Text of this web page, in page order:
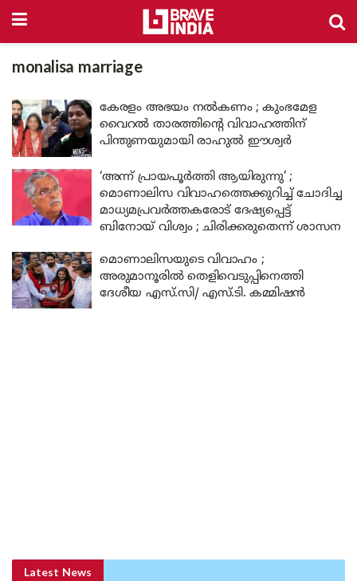
monalisa marriage
കേരളം അഭയം നൽകണം ; കുംഭമേള
വൈറൽ താരത്തിന്റെ വിവാഹത്തിന്
പിന്തുണയുമായി രാഹുൽ ഈശ്വർ
‘അന്ന് പ്രായപൂർത്തി ആയിരുന്നു’ ;
മൊണാലിസ വിവാഹത്തെക്കുറിച്ച് ചോദിച്ച
മാധ്യമപ്രവർത്തകരോട് ദേഷ്യപ്പെട്ട്
ബിനോയ് വിശ്വം ; ചിരിക്കരുതെന്ന് ശാസന
മൊണാലിസയുടെ വിവാഹം ;
അരുമാനൂരിൽ തെളിവെടുപ്പിനെത്തി
ദേശീയ എസ്.സി/ എസ്.ടി. കമ്മിഷൻ
Latest News